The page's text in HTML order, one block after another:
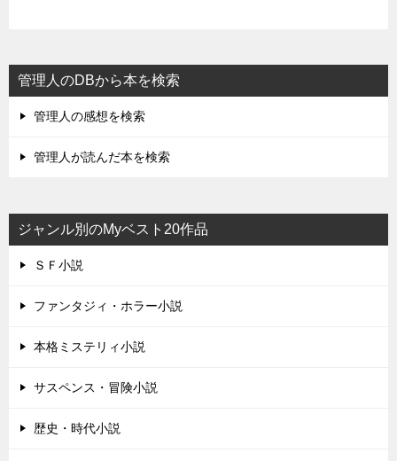
管理人のDBから本を検索
管理人の感想を検索
管理人が読んだ本を検索
ジャンル別のMyベスト20作品
ＳＦ小説
ファンタジィ・ホラー小説
本格ミステリィ小説
サスペンス・冒険小説
歴史・時代小説